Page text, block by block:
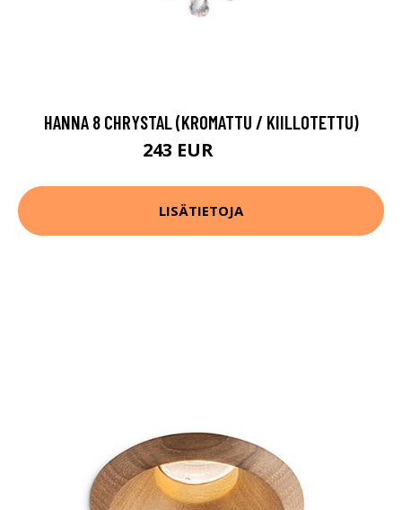
HANNA 8 CHRYSTAL (KROMATTU / KIILLOTETTU)
243 EUR
LISÄTIETOJA